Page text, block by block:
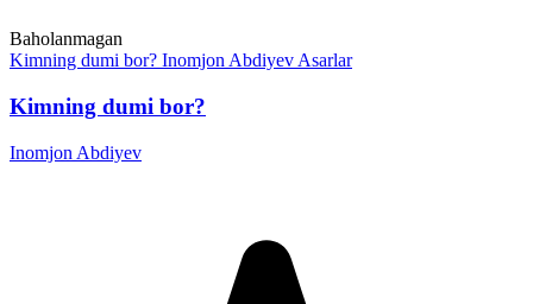
Baholanmagan
Kimning dumi bor? Inomjon Abdiyev Asarlar
Kimning dumi bor?
Inomjon Abdiyev